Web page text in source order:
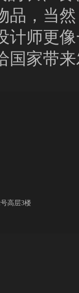
品，当
计师更
国家带
高层3楼